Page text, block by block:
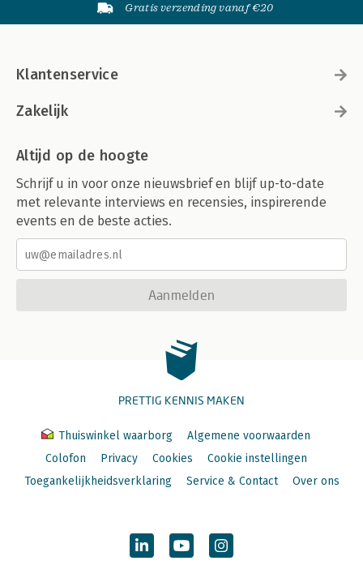
Gratis verzending vanaf €20
Klantenservice
Zakelijk
Altijd op de hoogte
Schrijf u in voor onze nieuwsbrief en blijf up-to-date
met relevante interviews en recensies, inspirerende
events en de beste acties.
Aanmelden
PRETTIG KENNIS MAKEN
Thuiswinkel waarborg
Algemene voorwaarden
Colofon
Privacy Cookies
Cookie instellingen
Toegankelijkheidsverklaring
Service & Contact Over ons